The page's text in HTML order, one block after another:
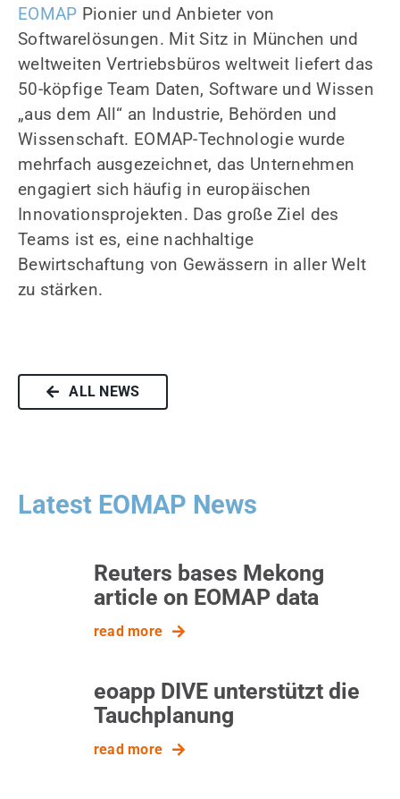
EOMAP Pionier und Anbieter von
Softwarelösungen. Mit Sitz in München und
weltweiten Vertriebsbüros weltweit liefert das
50-köpfige Team Daten, Software und Wissen
„aus dem All“ an Industrie, Behörden und
Wissenschaft. EOMAP-Technologie wurde
mehrfach ausgezeichnet, das Unternehmen
engagiert sich häufig in europäischen
Innovationsprojekten. Das große Ziel des
Teams ist es, eine nachhaltige
Bewirtschaftung von Gewässern in aller Welt
zu stärken.
ALL NEWS
Latest EOMAP News
Reuters bases Mekong
article on EOMAP data
read more
eoapp DIVE unterstützt die
Tauchplanung
read more